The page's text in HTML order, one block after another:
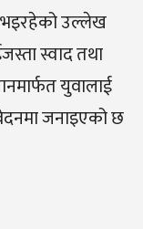
भइरहेको उल्लेख
स्वाद तथा
युवालाई
जनाइएको छ